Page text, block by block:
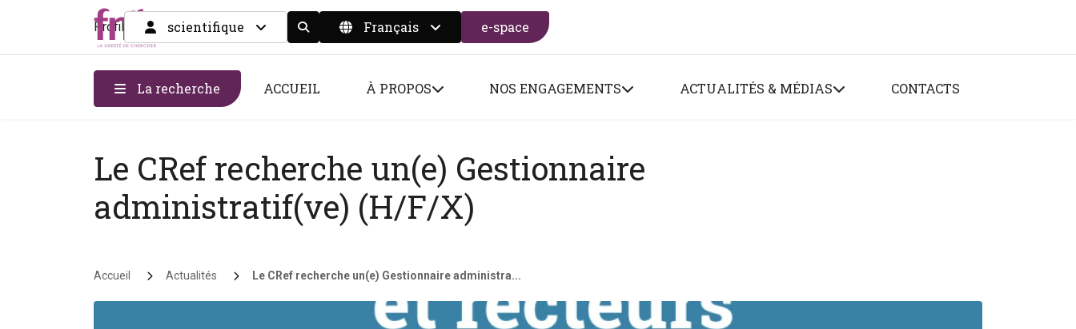
Profil scientifique Display the search form
Français e-space
La recherche ACCUEIL À PROPOS NOS ENGAGEMENTS ACTUALITÉS & MÉDIAS CONTACTS
Le CRef recherche un(e) Gestionnaire
administratif(ve) (H/F/X)
Fil d'Ariane
Accueil Actualités Le CRef recherche un(e) Gestionnaire administra...